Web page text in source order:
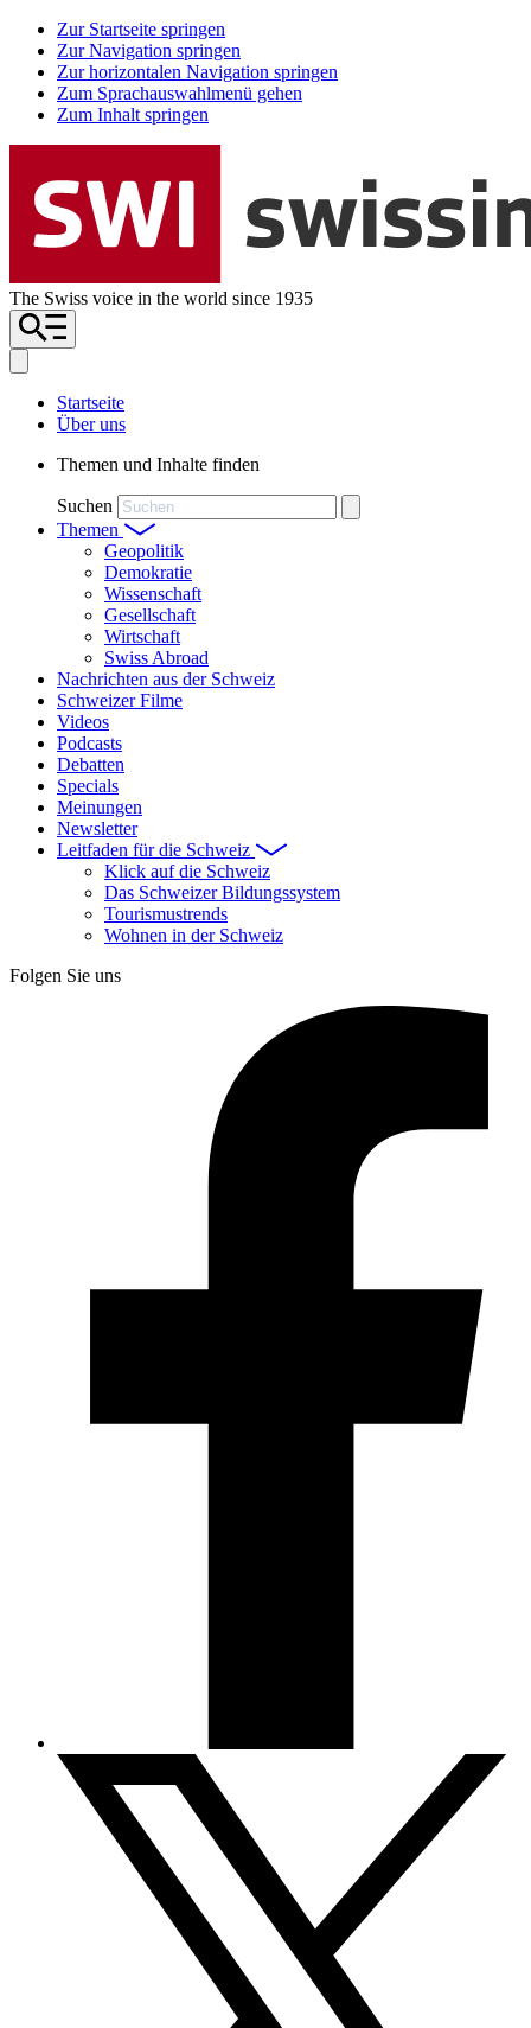
Zur Startseite springen
Zur Navigation springen
Zur horizontalen Navigation springen
Zum Sprachauswahlmenü gehen
Zum Inhalt springen
The Swiss voice in the world since 1935
Startseite
Über uns
Themen und Inhalte finden
Suchen
Themen
Geopolitik
Demokratie
Wissenschaft
Gesellschaft
Wirtschaft
Swiss Abroad
Nachrichten aus der Schweiz
Schweizer Filme
Videos
Podcasts
Debatten
Specials
Meinungen
Newsletter
Leitfaden für die Schweiz
Klick auf die Schweiz
Das Schweizer Bildungssystem
Tourismustrends
Wohnen in der Schweiz
Folgen Sie uns